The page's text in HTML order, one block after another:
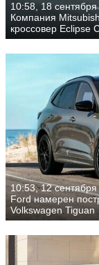
10:58, 18 сентября
Компания
кроссовер Eclipse
10:53, 12 сентября
Ford намерен
Volkswagen Tiguan